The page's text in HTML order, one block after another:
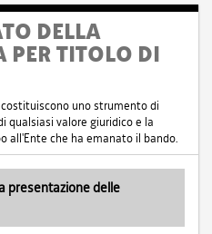
DELLA
PER TITOLO DI
uno strumento di
qualsiasi valore giuridico e la
all'Ente che ha emanato il bando.
presentazione delle